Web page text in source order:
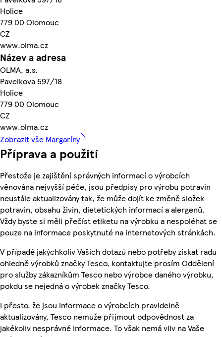
Holice
779 00 Olomouc
CZ
www.olma.cz
Název a adresa
OLMA, a.s.
Pavelkova 597/18
Holice
779 00 Olomouc
CZ
www.olma.cz
Zobrazit vše Margaríny
Příprava a použití
Přestože je zajištění správných informací o výrobcích
věnována nejvyšší péče, jsou předpisy pro výrobu potravin
neustále aktualizovány tak, že může dojít ke změně složek
potravin, obsahu živin, dietetických informací a alergenů.
Vždy byste si měli přečíst etiketu na výrobku a nespoléhat se
pouze na informace poskytnuté na internetových stránkách.
V případě jakýchkoliv Vašich dotazů nebo potřeby získat radu
ohledně výrobků značky Tesco, kontaktujte prosím Oddělení
pro služby zákazníkům Tesco nebo výrobce daného výrobku,
pokdu se nejedná o výrobek značky Tesco.
I přesto, že jsou informace o výrobcích pravidelně
aktualizovány, Tesco nemůže přijmout odpovědnost za
jakékoliv nesprávné informace. To však nemá vliv na Vaše